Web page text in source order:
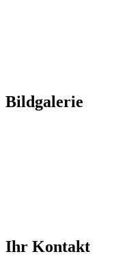
Bildgalerie
Ihr Kontakt